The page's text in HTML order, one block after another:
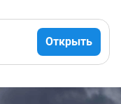
Открыть